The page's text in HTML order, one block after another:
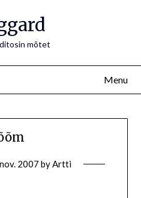
mõtet
Menu
2007 byArtti